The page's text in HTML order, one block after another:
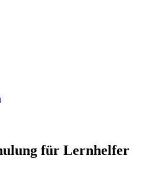
für Lernhelfer